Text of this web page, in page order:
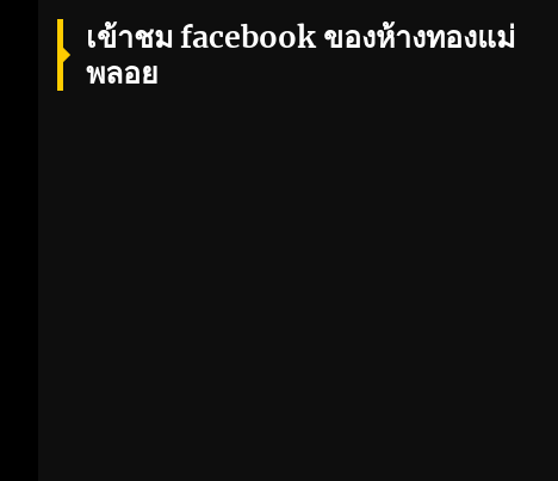
เข้าชม facebook ของห้างทองแม่
พลอย